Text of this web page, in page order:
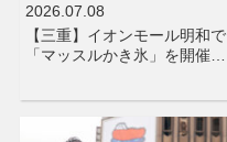
2026.07.08
【三重】イオンモール明和で
「マッスルかき氷」を開催…